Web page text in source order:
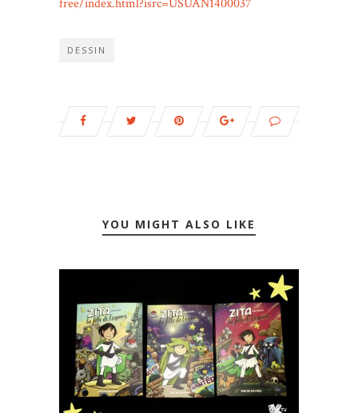
free/index.html?isrc=USUAN1400037
DESSIN
YOU MIGHT ALSO LIKE